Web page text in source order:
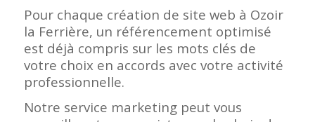
Pour chaque création de site web à Ozoir
la Ferrière, un référencement optimisé
est déjà compris sur les mots clés de
votre choix en accords avec votre activité
professionnelle.
Notre service marketing peut vous